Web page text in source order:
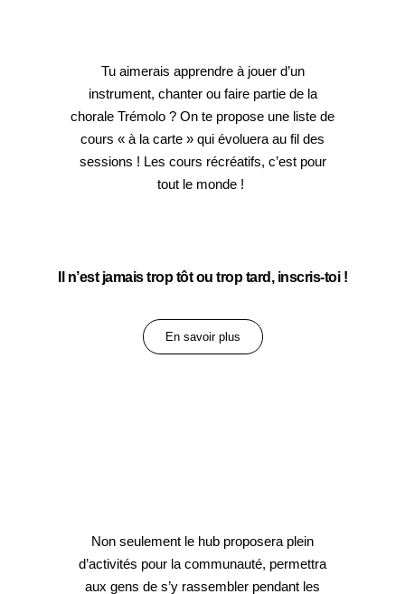
Tu aimerais apprendre à jouer d’un
instrument, chanter ou faire partie de la
chorale Trémolo ? On te propose une liste de
cours « à la carte » qui évoluera au fil des
sessions ! Les cours récréatifs, c’est pour
tout le monde !
Il n’est jamais trop tôt ou trop tard, inscris-toi !
En savoir plus
Non seulement le hub proposera plein
d’activités pour la communauté, permettra
aux gens de s’y rassembler pendant les